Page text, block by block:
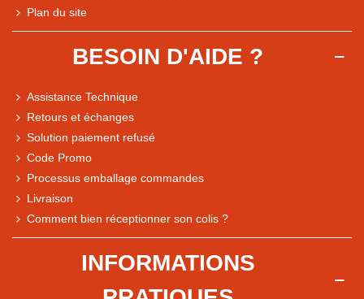
Comparaison des performances du magasin
Plan du site
BESOIN D'AIDE ?
Assistance Technique
Retours et échanges
Solution paiement refusé
Code Promo
Processus emballage commandes
Livraison
Comment bien réceptionner son colis ?
INFORMATIONS